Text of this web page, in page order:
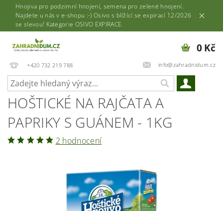
Hnojiva pro podzimní hnojení, semena pro zelené hnojení.
Najdete u nás v e-shopu :-) Osivo s blížící se expirací 12/2026
se slevou! Kategorie OSIVO EXPIRACE.
+420 732 219 788 info@zahradnidum.cz
0 Kč
HOŠTICKÉ NA RAJČATA A
PAPRIKY S GUÁNEM - 1KG
2 hodnocení